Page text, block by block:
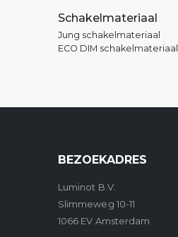
Schakelmateriaal
Jung schakelmateriaal
ECO DIM schakelmateriaal
BEZOEKADRES
Luminot B.V.
Slimmeweg 10-11
1066 EV Amsterdam